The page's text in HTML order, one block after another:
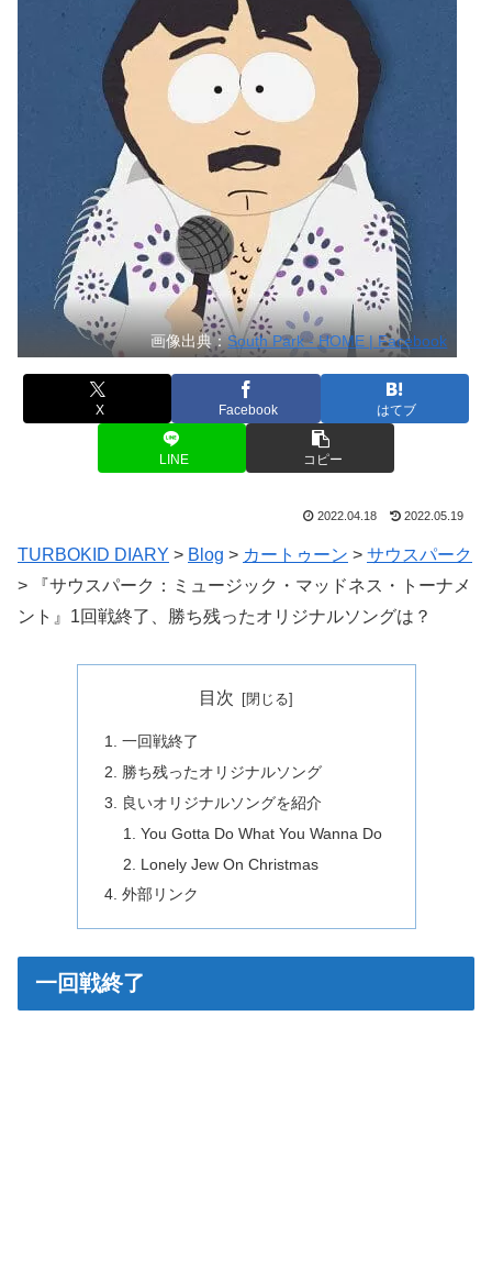
画像出典：South Park - HOME | Facebook
X Facebook はてブ
LINE コピー
2022.04.18 2022.05.19
TURBOKID DIARY > Blog > カートゥーン > サウスパーク
>
『サウスパーク：ミュージック・マッドネス・トーナメ
ント』1回戦終了、勝ち残ったオリジナルソングは？
目次
一回戦終了
勝ち残ったオリジナルソング
良いオリジナルソングを紹介
You Gotta Do What You Wanna Do
Lonely Jew On Christmas
外部リンク
一回戦終了